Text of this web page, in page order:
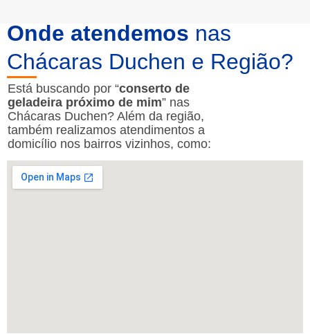
Onde atendemos nas
Chácaras Duchen e Região?
Está buscando por “conserto de
geladeira próximo de mim” nas
Chácaras Duchen? Além da região,
também realizamos atendimentos a
domicílio nos bairros vizinhos, como: